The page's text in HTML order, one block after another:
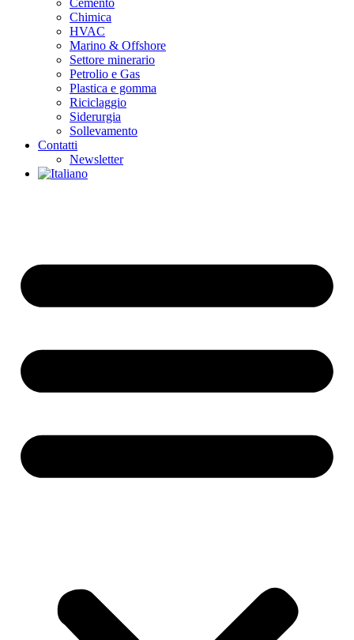
Cemento
Chimica
HVAC
Marino & Offshore
Settore minerario
Petrolio e Gas
Plastica e gomma
Riciclaggio
Siderurgia
Sollevamento
Contatti
Newsletter